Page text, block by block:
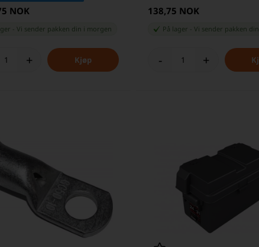
NOK
-Vi sender pakken din i morgen
+
138,75 NOK
På lager Vi sender pakken din
- +